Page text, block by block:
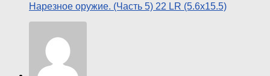
Нарезное оружие. (Часть 5) 22 LR (5.6х15.5)